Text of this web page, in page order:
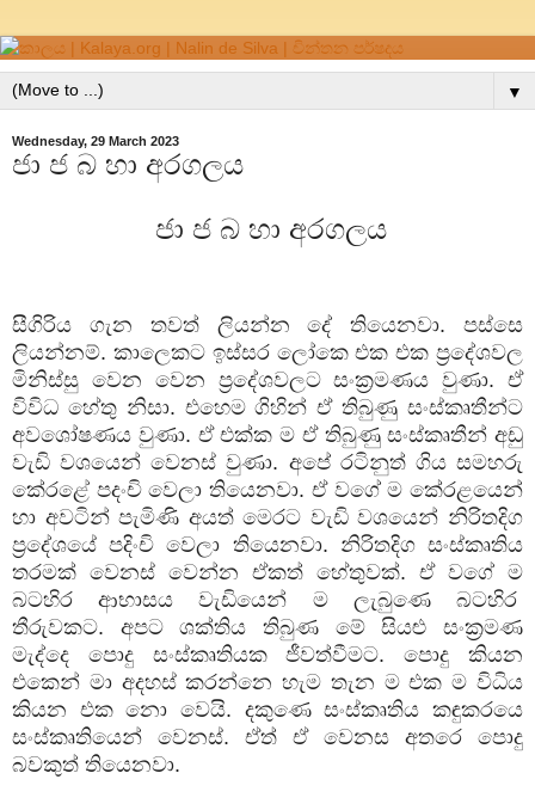
▼
Wednesday, 29 March 2023
ජා ජ බ හා අරගලය
ජා ජ බ හා අරගලය
සීගිරිය ගැන තවත් ලියන්න දේ තියෙනවා.පස්සෙ
ලියන්නම්. කාලෙකට ඉස්සර ලෝකෙ එක එක ප්‍රදේශවල
මිනිස්සු වෙන වෙන ප්‍රදේශවලට සංක්‍රමණය වුණා.ඒ
විවිධ හේතු නිසා. එහෙම ගිහින් ඒ තිබුණු සංස්කෘතීන්ට
අවශෝෂණය වුණා. ඒ එක්ක ම ඒ තිබුණු සංස්කෘතීන් අඩු
වැඩි වශයෙන් වෙනස් වුණා. අපේ රටිනුත් ගිය සමහරු
කේරළේ පදංචි වෙලා තියෙනවා. ඒ වගේ ම කේරළයෙන්
හා අවටින් පැමිණි අයත් මෙරට වැඩි වශයෙන් නිරිතදිග
ප්‍රදේශයේ පදිංචි වෙලා තියෙනවා. නිරිතදිග සංස්කෘතිය
තරමක් වෙනස් වෙන්න ඒකත් හේතුවක්. ඒ වගේ ම
බටහිර
ආභාසය වැඩියෙන් ම ලැබුණෙ
බටහිර
තීරුවකට. අපට ශක්තිය තිබුණ මේ සියළු
සංක්‍රමණ
මැද්දෙ
පොදු සංස්කෘතියක ජීවත්වීමට.පොදු
කියන
එකෙන් මා අදහස් කරන්නෙ හැම තැන ම එක ම විධිය
කියන එක නො වෙයි. දකුණෙ සංස්කෘතිය කඳුකරයෙ
සංස්කෘතියෙන්
වෙනස්. ඒත් ඒ වෙනස අතරෙ
පොදු
බවකුත් තියෙනවා.